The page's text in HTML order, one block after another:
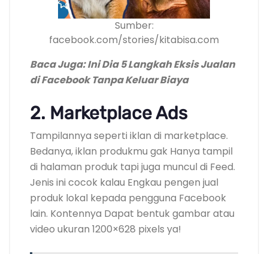
Sumber:
facebook.com/stories/kitabisa.com
Baca Juga: Ini Dia 5 Langkah Eksis Jualan
di Facebook Tanpa Keluar Biaya
2. Marketplace Ads
Tampilannya seperti iklan di marketplace.
Bedanya, iklan produkmu gak Hanya tampil
di halaman produk tapi juga muncul di Feed.
Jenis ini cocok kalau Engkau pengen jual
produk lokal kepada pengguna Facebook
lain. Kontennya Dapat bentuk gambar atau
video ukuran 1200×628 pixels ya!